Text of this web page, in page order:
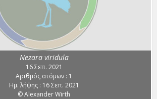
Nezara viridula
16 Σεπ. 2021
Αριθμός ατόμων : 1
Ημ. λήψης : 16 Σεπ. 2021
© Alexander Wirth